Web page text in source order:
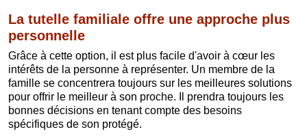
La tutelle familiale offre une approche plus
personnelle
Grâce à cette option, il est plus facile d'avoir à cœur les
intérêts de la personne à représenter. Un membre de la
famille se concentrera toujours sur les meilleures solutions
pour offrir le meilleur à son proche. Il prendra toujours les
bonnes décisions en tenant compte des besoins
spécifiques de son protégé.